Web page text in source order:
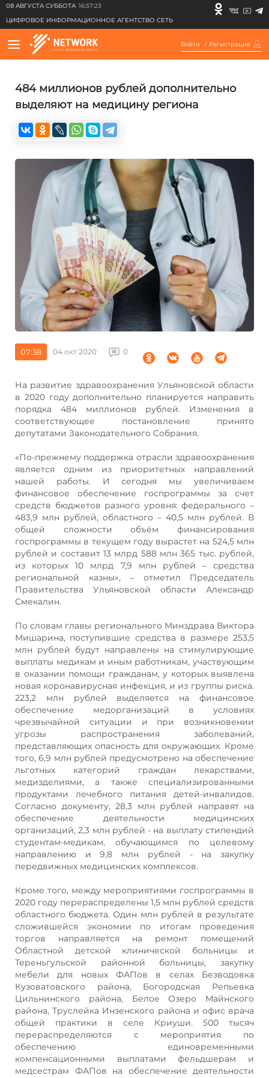
08 АВГУСТА СУББОТА 16:57:23
ЦИФРОВОЕ ИНФОРМАЦИОННОЕ АГЕНТСТВО СЕТЬ
Войти / Регистрация
484 миллионов рублей дополнительно
выделяют на медицину региона
07:38 04 окт 2020 0
На развитие здравоохранения Ульяновской области
в 2020 году дополнительно планируется направить
порядка 484 миллионов рублей. Изменения в
соответствующее постановление принято
депутатами Законодательного Собрания.
«По-прежнему поддержка отрасли здравоохранения
является одним из приоритетных направлений
нашей работы. И сегодня мы увеличиваем
финансовое обеспечение госпрограммы за счет
средств бюджетов разного уровня: федерального –
483,9 млн рублей, областного – 40,5 млн рублей. В
общей сложности объём финансирования
госпрограммы в текущем году вырастет на 524,5 млн
рублей и составит 13 млрд 588 млн 365 тыс. рублей,
из которых 10 млрд 7,9 млн рублей – средства
региональной казны», – отметил Председатель
Правительства Ульяновской области Александр
Смекалин.
По словам главы регионального Минздрава Виктора
Мишарина, поступившие средства в размере 253,5
млн рублей будут направлены на стимулирующие
выплаты медикам и иным работникам, участвующим
в оказании помощи гражданам, у которых выявлена
новая коронавирусная инфекция, и из группы риска.
223,2 млн рублей выделяется на финансовое
обеспечение медорганизаций в условиях
чрезвычайной ситуации и при возникновении
угрозы распространения заболеваний,
представляющих опасность для окружающих. Кроме
того, 6,9 млн рублей предусмотрено на обеспечение
льготных категорий граждан лекарствами,
медизделиями, а также специализированными
продуктами лечебного питания детей-инвалидов.
Согласно документу, 28,3 млн рублей направят на
обеспечение деятельности медицинских
организаций, 2,3 млн рублей - на выплату стипендий
студентам-медикам, обучающимся по целевому
направлению и 9,8 млн рублей - на закупку
передвижных медицинских комплексов.
Кроме того, между мероприятиями госпрограммы в
2020 году перераспределены 1,5 млн рублей средств
областного бюджета. Один млн рублей в результате
сложившейся экономии по итогам проведения
торгов направляется на ремонт помещений
Областной детской клинической больницы и
Тереньгульской районной больницы, закупку
мебели для новых ФАПов в селах Безводовка
Кузоватовского района, Богородская Репьевка
Цильнинского района, Белое Озеро Майнского
района, Труслейка Инзенского района и офис врача
общей практики в селе Криуши. 500 тысяч
перераспределяются с мероприятия по
обеспечению единовременными
компенсационными выплатами фельдшерам и
медсестрам ФАПов на обеспечение деятельности